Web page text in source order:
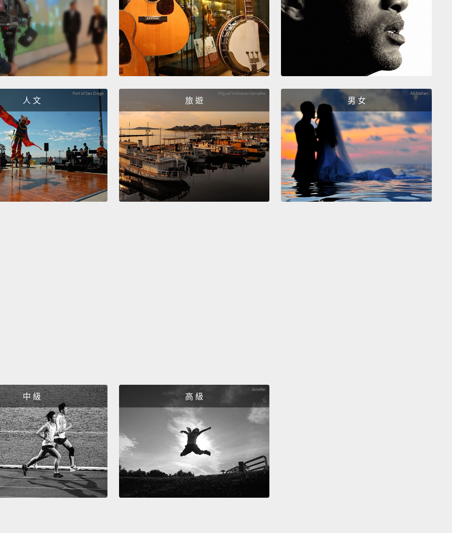
最棒的吃貨體驗就是逛朵拉茲市場。很棒的是這個蔬果市場是
廣場中露天形式的，就在這座有漂亮景觀的教堂區。
It's a great city for nightlife.
There are lots of really, really
great bars. The craft-beer scene is really growing in the
really great craft beer that's been made locally.
If you're
not a beer drinker, it's got a great new scene growing up
of cocktail bars. You can get some really incredible,
creative, delicious cocktails made by some world-class
bartenders.
它是很棒的夜生活城市。有許多真的很棒的酒吧。精釀啤酒正
在這座城市蓬勃發展，它是你可以在歐洲喝到在地製造、真的
首都之一，它真的是一塊還沒被發覺的寶地。很輕鬆就可以在
街上漫步然後有所收穫。它是克羅埃西亞尚待發掘、與眾不同
的一面。
人 文 旅 遊 男 女
中 級 高 級